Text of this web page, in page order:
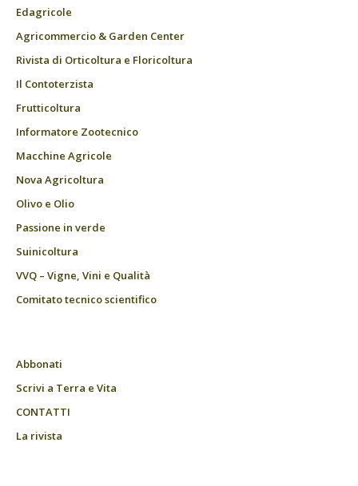
Edagricole
Agricommercio & Garden Center
Rivista di Orticoltura e Floricoltura
Il Contoterzista
Frutticoltura
Informatore Zootecnico
Macchine Agricole
Nova Agricoltura
Olivo e Olio
Passione in verde
Suinicoltura
VVQ – Vigne, Vini e Qualità
Comitato tecnico scientifico
Abbonati
Scrivi a Terra e Vita
CONTATTI
La rivista